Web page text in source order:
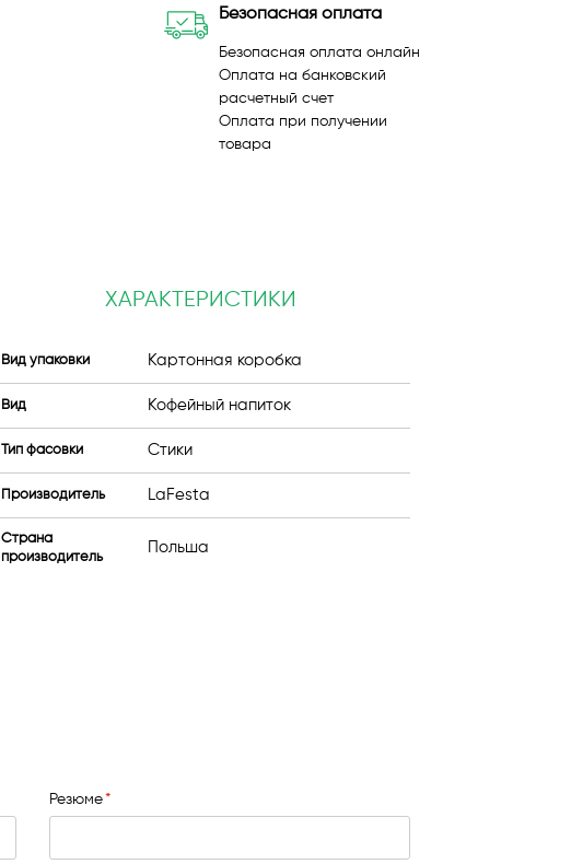
Безопасная оплата
Безопасная оплата онлайн
Оплата на банковский
расчетный счет
Оплата при получении
товара
ХАРАКТЕРИСТИКИ
Вид упаковки Картонная коробка
Вид Кофейный напиток
Тип фасовки Стики
Производитель LaFesta
Страна
производитель
Польша
Резюме